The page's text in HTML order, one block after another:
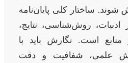
شوند. ساختار کلی پایان‌نامه
روش‌شناسی، نتایج،
منابع است. نگارش باید با
علمی، شفافیت و دقت